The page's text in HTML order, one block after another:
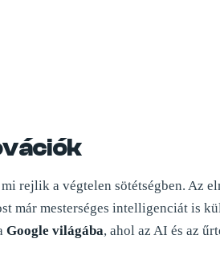
mi rejlik a végtelen sötétségben. Az
már mesterséges intelligenciát is
Google világába, ahol az AI és az